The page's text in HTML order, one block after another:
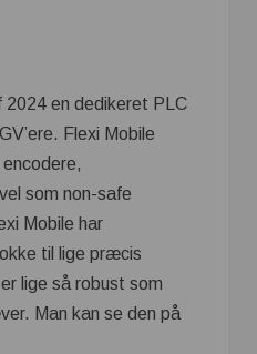
2024 en dedikeret PLC
Flexi Mobile
som non-safe
Mobile har
til lige præcis
lige så robust som
Man kan se den på